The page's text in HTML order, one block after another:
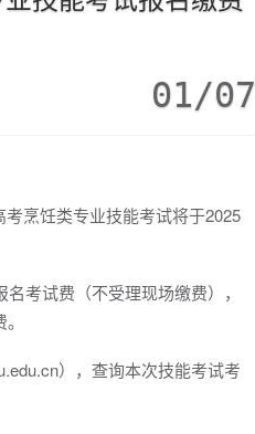
01/07
烹饪类专业技能考试将于2025
考试费（不受理现场缴费），
），查询本次技能考试考